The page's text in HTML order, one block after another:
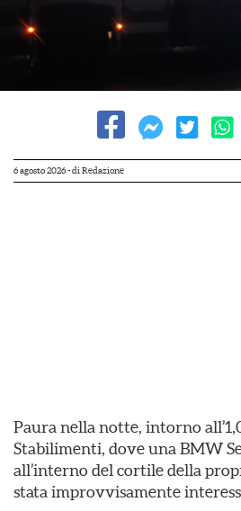
6 agosto 2026- di Redazione
Paura nella notte, intorno
Stabilimenti, dove una BMW
all’interno del cortile della
stata improvvisamente